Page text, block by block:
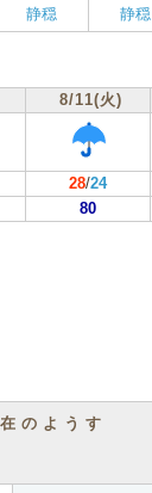
静穏 静穏
8/11(火)
28/24
80
のようす